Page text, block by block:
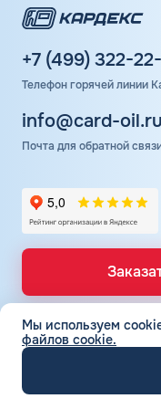
высокий уровень
современным
количеством
образовываться
+7 (499) 322-
Телефон горячей линии
info@card-oil.ru
Почта для обратной
ТОПЛИВНЫЕ
Топливные карты
Мы используем
файлов cookie.